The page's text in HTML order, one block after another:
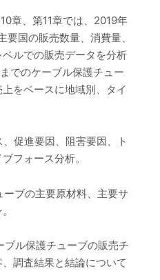
章、第11章では、2019年
国の販売数量、消費量、
ルでの販売データを分析
でのケーブル保護チュー
をベースに地域別、タイ
促進要因、阻害要因、ト
フォース分析。
ブの主要原材料、主要サ
ル保護チューブの販売チ
調査結果と結論について